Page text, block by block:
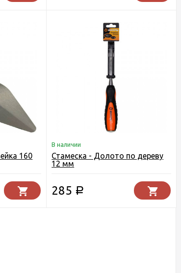
160
В наличии
Стамеска - Долото по дереву
12 мм
285 Р